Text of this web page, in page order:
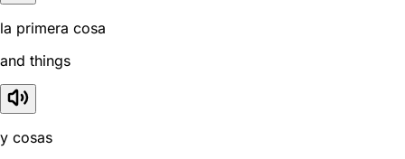
la primera cosa
and things
y cosas